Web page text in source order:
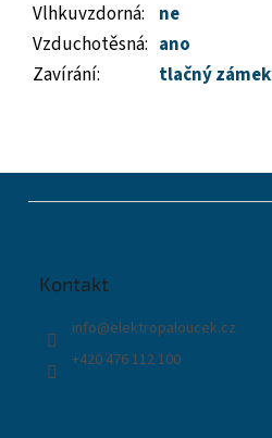
Vlhkuvzdorná:
ne
Vzduchotěsná: ano
Zavírání: tlačný zámek
Kontakt
info@elektropaloucek.cz
+420 476 112 100